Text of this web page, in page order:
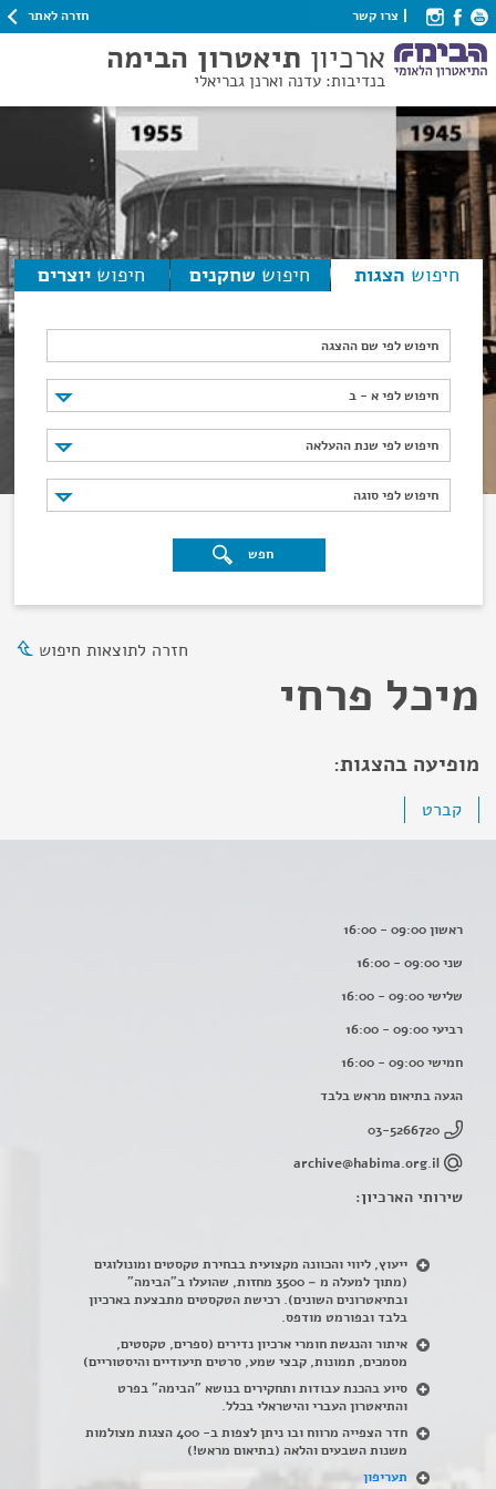
צרו קשר חזרה לאתר
ארכיון תיאטרון הבימה
בנדיבות: עדנה וארנן גבריאלי
חיפוש הצגות חיפוש שחקנים חיפוש יוצרים
חיפוש לפי שם ההצגה
חיפוש לפי א - ב
חיפוש לפי א - ב
חיפוש לפי שנת ההעלאה
חיפוש לפי שנת ההעלאה
חיפוש לפי סוגה
חיפוש לפי סוגה
חפש
חזרה לתוצאות חיפוש
מיכל פרחי
מופיעה בהצגות:
קברט
ראשון 09:00 - 16:00
שני 09:00 - 16:00
שלישי 09:00 - 16:00
רביעי 09:00 - 16:00
חמישי 09:00 - 16:00
הגעה בתיאום מראש בלבד
03-5266720
archive@habima.org.il
שירותי הארכיון:
ייעוץ, ליווי והכוונה מקצועית בבחירת טקסטים ומונולוגים
(מתוך למעלה מ – 3500 מחזות, שהועלו ב"הבימה"
ובתיאטרונים השונים). רכישת הטקסטים מתבצעת בארכיון
בלבד ובפורמט מודפס.
איתור והנגשת חומרי ארכיון נדירים (ספרים, טקסטים,
מסמכים, תמונות, קבצי שמע, סרטים תיעודיים והיסטוריים)
סיוע בהכנת עבודות ותחקירים בנושא "הבימה" בפרט
והתיאטרון העברי והישראלי בכלל.
חדר הצפייה מרווח ובו ניתן לצפות ב- 400 הצגות מצולמות
משנות השבעים והלאה (בתיאום מראש!)
תעריפון